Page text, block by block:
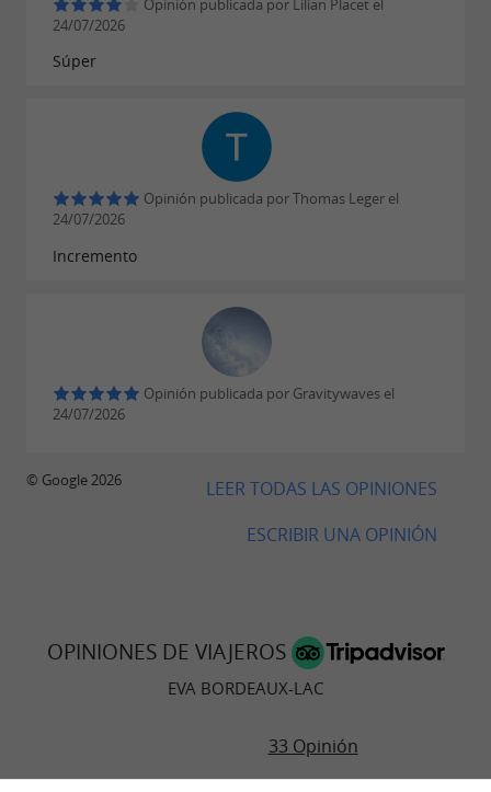
partidas de paintball más intensas, a un
cautivador mundo virtual. Tanto si eres un
los deportes o simplemente buscas una
EVA
es el lugar ideal para
superar tus límites.
Opinión publicada por Lilian Placet el
24/07/2026
Súper
Opinión publicada por Thomas Leger el
24/07/2026
Incremento
Opinión publicada por Gravitywaves el
24/07/2026
LEER TODAS LAS OPINIONES
ESCRIBIR UNA OPINIÓN
© Google 2026
OPINIONES DE VIAJEROS
EVA BORDEAUX-LAC
33 Opinión